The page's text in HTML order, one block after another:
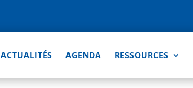
ACTUALITÉS AGENDA RESSOURCES